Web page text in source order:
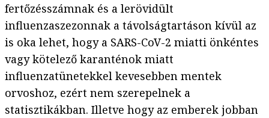
fertőzésszámnak és a lerövidült
influenzaszezonnak a távolságtartáson kívül az
is oka lehet, hogy a SARS-CoV-2 miatti önkéntes
vagy kötelező karanténok miatt
influenzatünetekkel kevesebben mentek
orvoshoz, ezért nem szerepelnek a
statisztikákban. Illetve hogy az emberek jobban